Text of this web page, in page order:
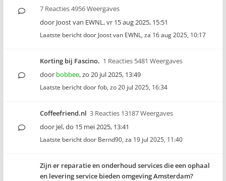
7 Reacties 4956 Weergaves
door Joost van EWNL,vr 15 aug 2025, 15:51
Laatste bericht door Joost van EWNL, za 16 aug 2025, 10:17
Korting bij Fascino. 1 Reacties 5481 Weergaves
door bobbee,zo 20 jul 2025, 13:49
Laatste bericht doorfob, zo 20 jul 2025, 16:34
Coffeefriend.nl 3 Reacties 13187 Weergaves
door Jel,do 15 mei 2025, 13:41
Laatste bericht door Bernd90, za 19 jul 2025, 11:40
Zijn er reparatie en onderhoud services die een ophaal
en levering service bieden omgeving Amsterdam?